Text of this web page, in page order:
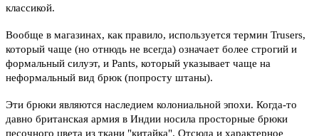
классикой.
Вообще в магазинах, как правило, используется термин Trusers,
который чаще (но отнюдь не всегда) означает более строгий и
формальный силуэт, и Pants, который указывает чаще на
неформальный вид брюк (попросту штаны).
Эти брюки являются наследием колониальной эпохи. Когда-то
давно британская армия в Индии носила просторные брюки
песочного цвета из ткани "китайка". Отсюда и характерное